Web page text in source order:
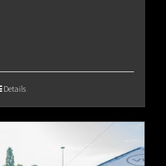
Details